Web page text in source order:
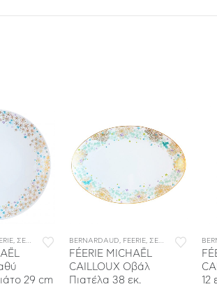
ΦΑΓΗΤΟΥ
, ΣΕΡΒΙΤΣΙΑ ΠΟΡΣΕΛΑΝΗΣ ,ΣΕΡΒΙΤΣΙΑ ΦΑΓΗΤΟΥ
29 cm
BERNARDAUD, FEERIE, ΣΕΡΒΙΤΣΙΑ ΠΟΡΣΕΛΑΝΗΣ
FÉERIE MICHAËL
CAILLOUX Οβάλ
Πιατέλα 38 εκ.
12